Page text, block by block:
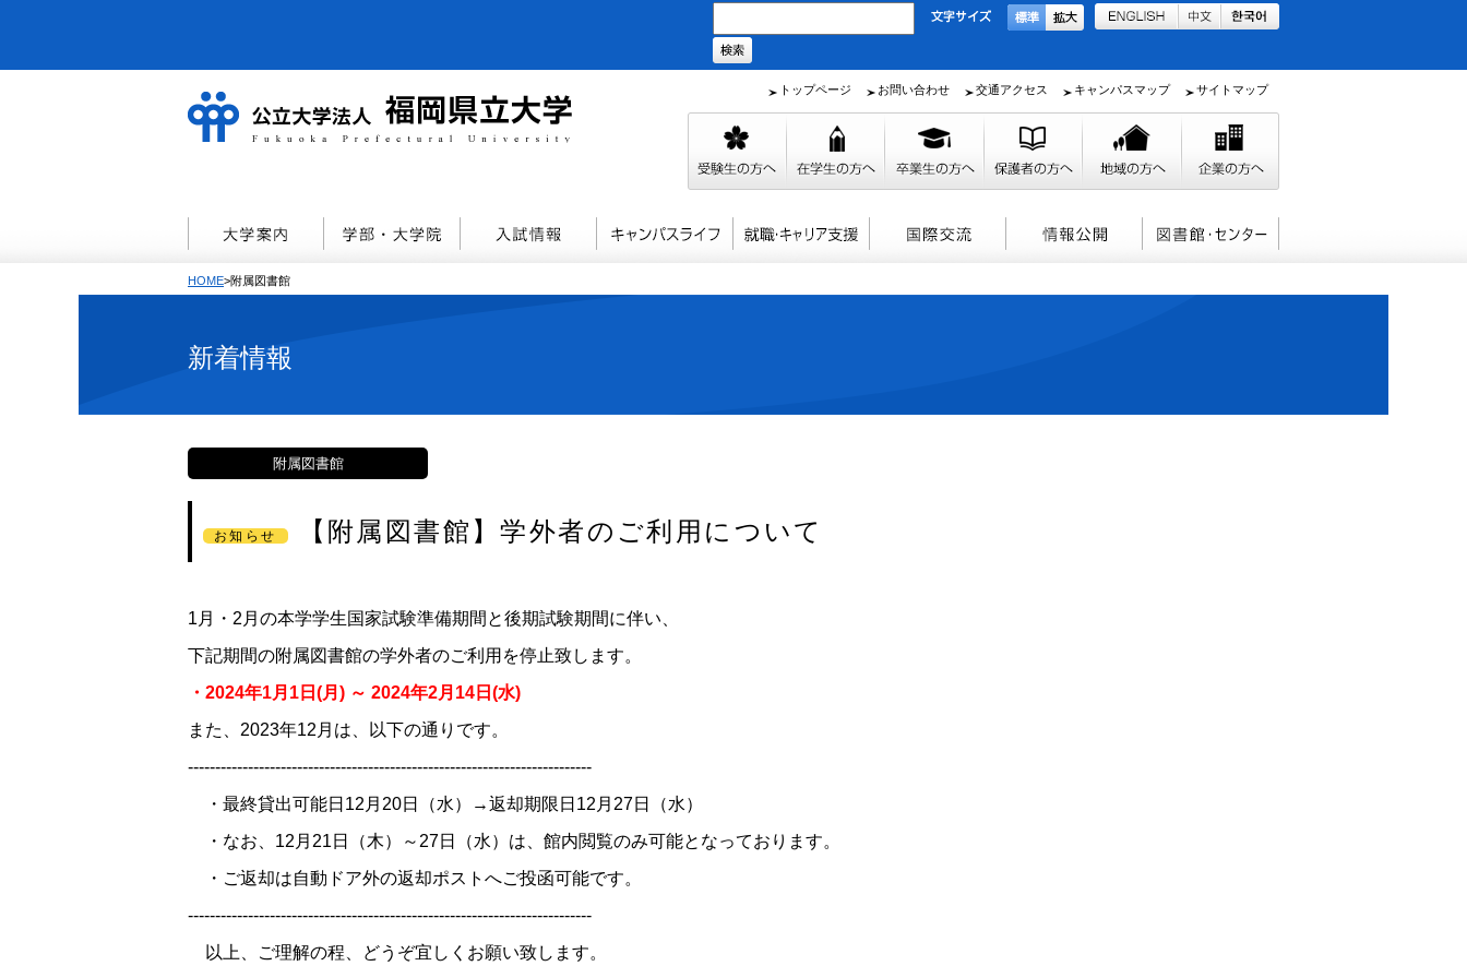
トップページ お問い合わせ 交通アクセス キャンパスマップ サイトマップ
HOME>附属図書館
新着情報
附属図書館
お知らせ 【附属図書館】学外者のご利用について
1月・2月の本学学生国家試験準備期間と後期試験期間に伴い、
下記期間の附属図書館の学外者のご利用を停止致します。
・2024年1月1日(月) ～ 2024年2月14日(水)
また、2023年12月は、以下の通りです。
--------------------------------------------------------------------------
・最終貸出可能日12月20日（水）→返却期限日12月27日（水）
・なお、12月21日（木）～27日（水）は、館内閲覧のみ可能となっております。
・ご返却は自動ドア外の返却ポストへご投函可能です。
--------------------------------------------------------------------------
以上、ご理解の程、どうぞ宜しくお願い致します。